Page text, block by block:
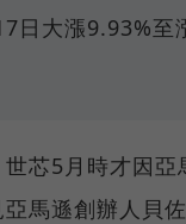
日大漲9.93%至
芯5月時才因
馬遜創辦人貝